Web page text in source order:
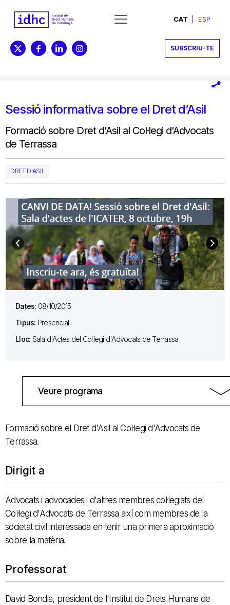
CAT ESP
SUBSCRIU-TE
Sessió informativa sobre el Dret d’Asil
Formació sobre Dret d'Asil al Col·legi d'Advocats
de Terrassa
DRET D'ASIL
Dates: 08/10/2015
Tipus: Presencial
Lloc: Sala d'Actes del Col·legi d'Advocats de Terrassa
Veure programa
Formació sobre el Dret d'Asil al Col·legi d'Advocats de
Terrassa.
Dirigit a
Advocats i advocades i d'altres membres col·legiats del
Col·legi d'Advocats de Terrassa així com membres de la
societat civil interessada en tenir una primera aproximació
sobre la matèria.
Professorat
David Bondia, president de l'Institut de Drets Humans de